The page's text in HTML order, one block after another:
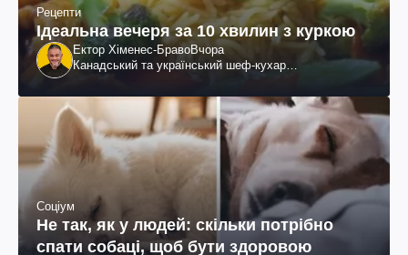
Рецепти
Ідеальна вечеря за 10 хвилин з куркою
Ектор Хіменес-БравоВчора
Канадський та український шеф-кухар
Соціум
Не так, як у людей: скільки потрібно
спати собаці, щоб бути здоровою